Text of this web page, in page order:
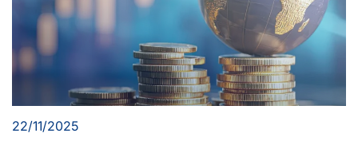
22/11/2025